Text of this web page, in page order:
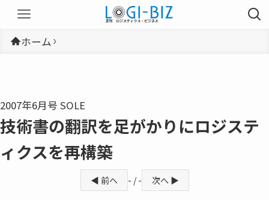
ホーム
2007年6月号 SOLE
技術書の翻訳を足がかりにロジステ
ィクスを再構築
◀ 前へ - / - 次へ ▶